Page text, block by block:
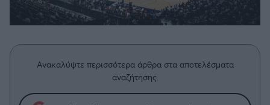
Δημήτρης Τσορμπατζόγλου
Άρης
Συνεντεύξεις
Μεγάλη μου Αγάπη
Μια Ιστορία από την Πόλη
Ανακαλύψτε περισσότερα άρθρα στα αποτελέσματα
αναζήτησης.